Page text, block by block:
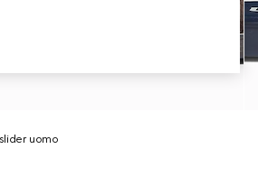
uomo